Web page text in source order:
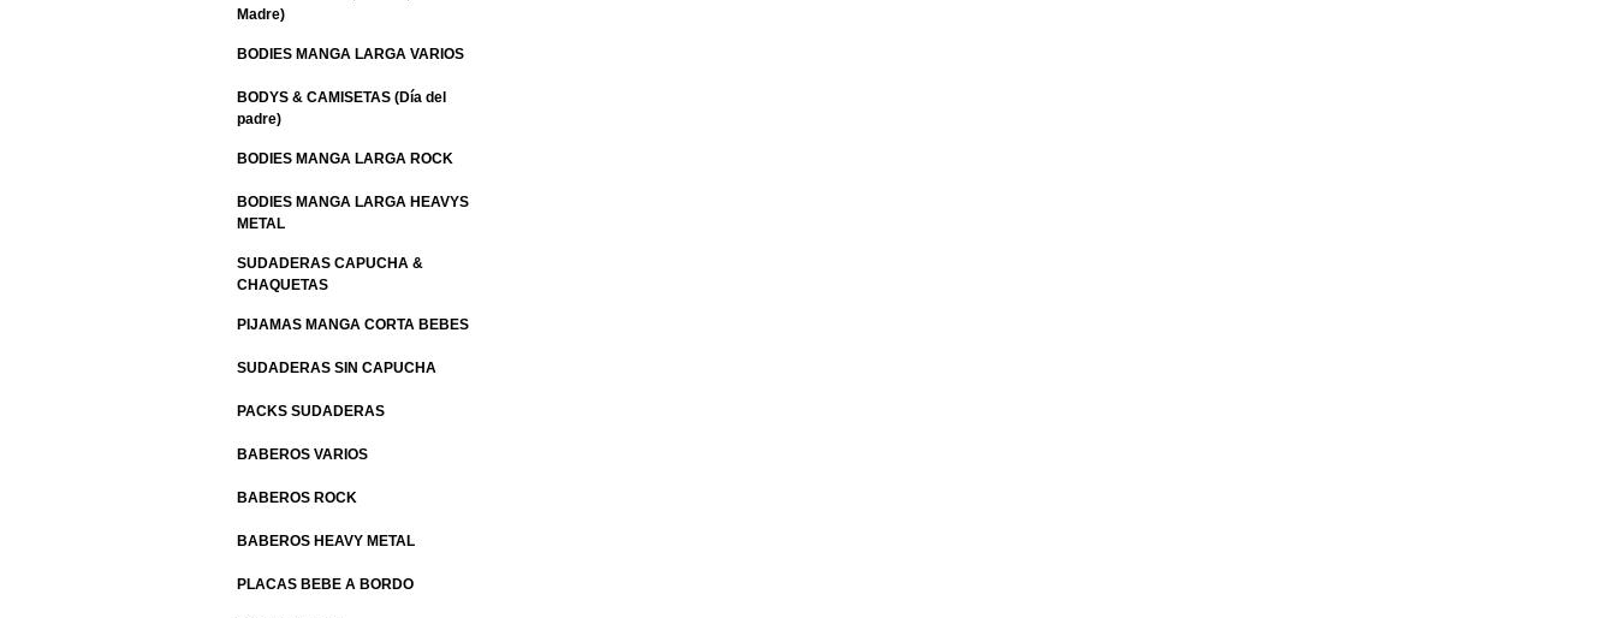
Madre)
BODIES MANGA LARGA VARIOS
BODYS & CAMISETAS (Día del
padre)
BODIES MANGA LARGA ROCK
BODIES MANGA LARGA HEAVYS
METAL
SUDADERAS CAPUCHA &
CHAQUETAS
PIJAMAS MANGA CORTA BEBES
SUDADERAS SIN CAPUCHA
PACKS SUDADERAS
BABEROS VARIOS
BABEROS ROCK
BABEROS HEAVY METAL
PLACAS BEBE A BORDO